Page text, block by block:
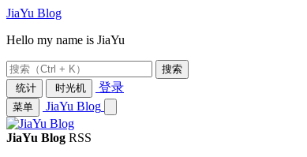
JiaYu Blog
Hello my name is JiaYu
搜索
统计
时光机 登录
菜单 JiaYu Blog
JiaYu Blog RSS